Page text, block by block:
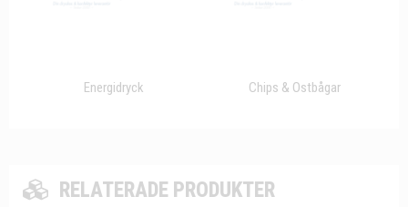
Energidryck Chips & Ostbågar
RELATERADE PRODUKTER